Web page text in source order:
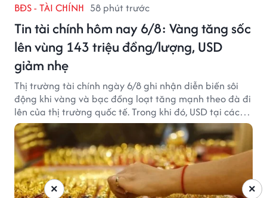
BĐS - TÀI CHÍNH 58 phút trước
Tin tài chính hôm nay 6/8: Vàng tăng sốc
lên vùng 143 triệu đồng/lượng, USD
giảm nhẹ
Thị trường tài chính ngày 6/8 ghi nhận diễn biến sôi
động khi vàng và bạc đồng loạt tăng mạnh theo đà đi
lên của thị trường quốc tế. Trong khi đó, USD tại các
ngân hàng tiếp tục hạ nhiệt dù tỷ giá trung tâm lập
đỉnh mới.
×
×